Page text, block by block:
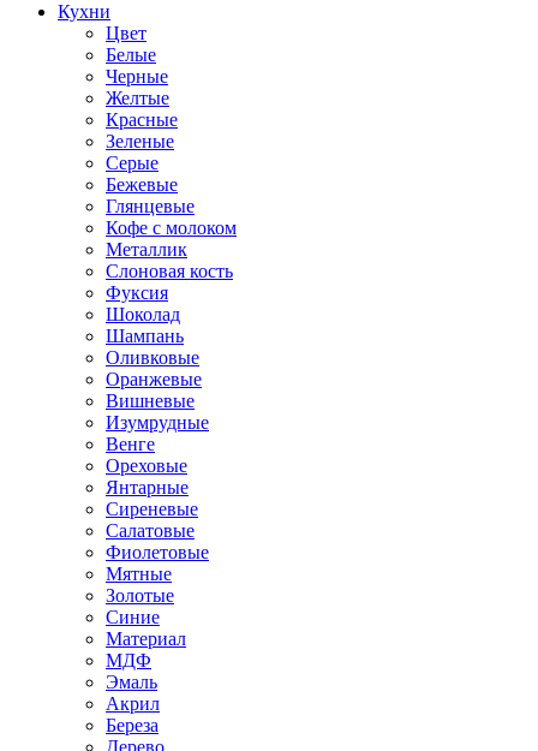
Кухни
Цвет
Белые
Черные
Желтые
Красные
Зеленые
Серые
Бежевые
Глянцевые
Кофе с молоком
Металлик
Слоновая кость
Фуксия
Шоколад
Шампань
Оливковые
Оранжевые
Вишневые
Изумрудные
Венге
Ореховые
Янтарные
Сиреневые
Салатовые
Фиолетовые
Мятные
Золотые
Синие
Материал
МДФ
Эмаль
Акрил
Береза
Дерево